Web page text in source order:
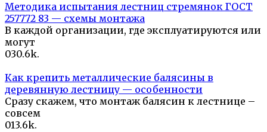
Методика испытания лестниц стремянок ГОСТ
257772 83 — схемы монтажа
В каждой организации, где эксплуатируются или
могут
030.6k.
Как крепить металлические балясины в
деревянную лестницу — особенности
Сразу скажем, что монтаж балясин к лестнице –
совсем
013.6k.